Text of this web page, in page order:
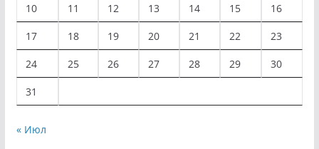
10 11 12 13 14 15 16
17 18 19 20 21 22 23
24 25 26 27 28 29 30
31
« Июл